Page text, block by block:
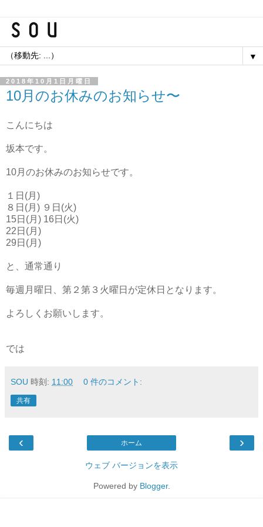
▼
2018年10月1日月曜日
10月のお休みのお知らせ〜
こんにちは
坂本です。
10月のお休みのお知らせです。
１日(月)
８日(月) ９日(火)
15日(月) 16日(火)
22日(月)
29日(月)
と、通常通り
毎週月曜日、第２第３火曜日が定休日となります。
よろしくお願いします。
では
SOU 時刻: 11:00 0 件のコメント:
共有
‹ ›
ホーム
ウェブ バージョンを表示
Powered by Blogger.